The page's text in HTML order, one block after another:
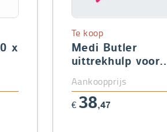
x
Medi Butler
uittrekhulp voor
Te koop
Aankoopprijs
€ 38,47